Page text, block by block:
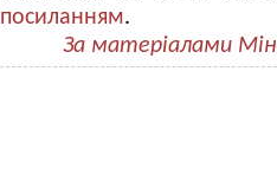
посиланням.
За матеріалами